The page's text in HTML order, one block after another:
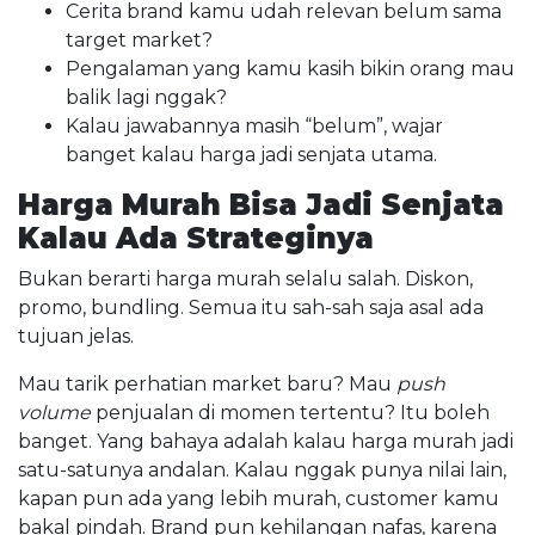
Cerita brand kamu udah relevan belum sama
target market?
Pengalaman yang kamu kasih bikin orang mau
balik lagi nggak?
Kalau jawabannya masih “belum”, wajar
banget kalau harga jadi senjata utama.
Harga Murah Bisa Jadi Senjata
Kalau Ada Strateginya
Bukan berarti harga murah selalu salah. Diskon,
promo, bundling. Semua itu sah-sah saja asal ada
tujuan jelas.
Mau tarik perhatian market baru? Mau push
volumepenjualan di momen tertentu? Itu boleh
banget. Yang bahaya adalah kalau harga murah jadi
satu-satunya andalan. Kalau nggak punya nilai lain,
kapan pun ada yang lebih murah, customer kamu
bakal pindah. Brand pun kehilangan nafas, karena